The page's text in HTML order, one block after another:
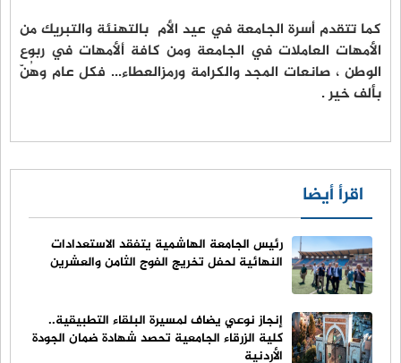
كما تتقدم أسرة الجامعة في عيد الأم بالتهنئة والتبريك من
الأمهات العاملات في الجامعة ومن كافة ألأمهات في ربوع
الوطن ، صانعات المجد والكرامة ورمزالعطاء... فكل عام وهُنّ
بألف خير .
اقرأ أيضا
رئيس الجامعة الهاشمية يتفقد الاستعدادات
النهائية لحفل تخريج الفوج الثامن والعشرين
إنجاز نوعي يضاف لمسيرة البلقاء التطبيقية..
كلية الزرقاء الجامعية تحصد شهادة ضمان الجودة
الأردنية